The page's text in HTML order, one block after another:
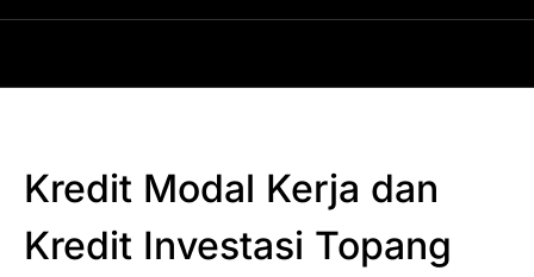
Kredit Modal Kerja dan
Kredit Investasi Topang